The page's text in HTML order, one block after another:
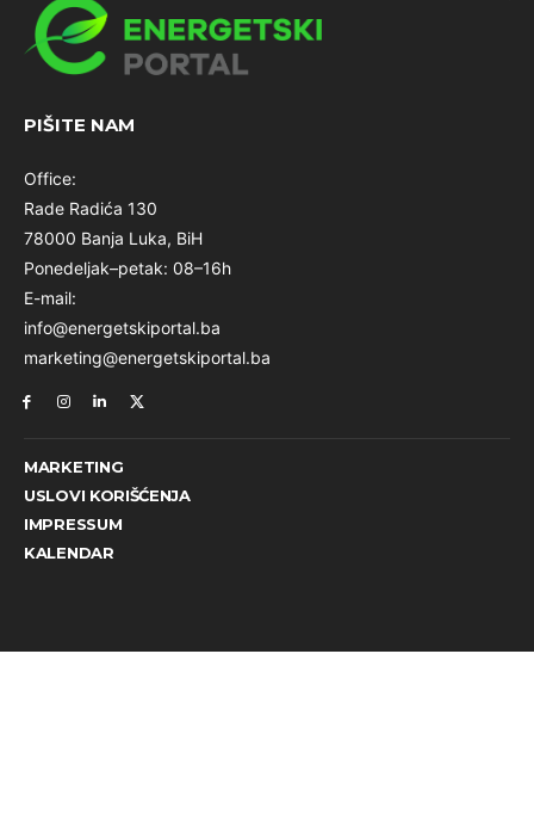
PIŠITE NAM
Office:
Rade Radića 130
78000 Banja Luka, BiH
Ponedeljak–petak: 08–16h
E-mail:
info@energetskiportal.ba
marketing@energetskiportal.ba
MARKETING
USLOVI KORIŠĆENJA
IMPRESSUM
KALENDAR